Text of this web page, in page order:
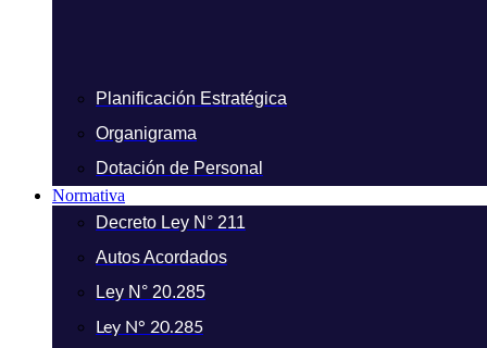
Planificación Estratégica
Organigrama
Dotación de Personal
Normativa
Decreto Ley N° 211
Autos Acordados
Ley N° 20.285
Ley N° 20.285